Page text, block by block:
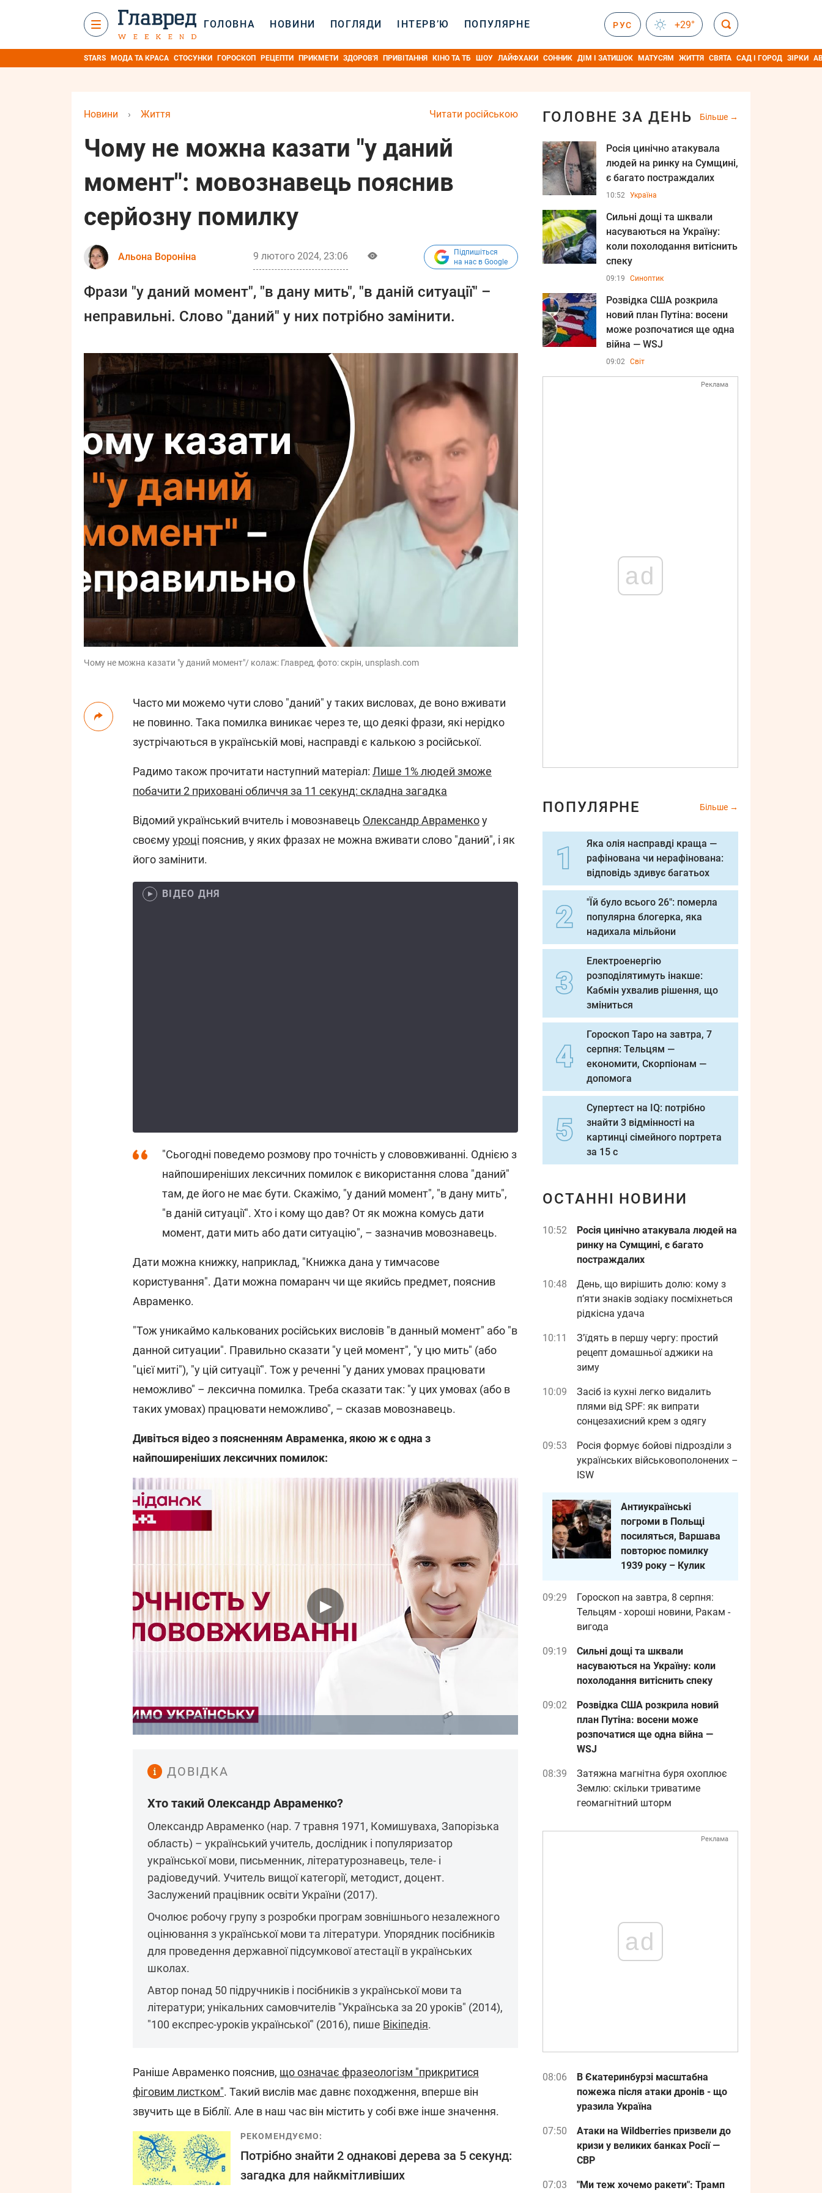
ГОЛОВНА НОВИНИ ПОГЛЯДИ ІНТЕРВ’Ю ПОПУЛЯРНЕ РУС +29°
STARS МОДА ТА КРАСА СТОСУНКИ ГОРОСКОП РЕЦЕПТИ ПРИКМЕТИ ЗДОРОВ'Я ПРИВІТАННЯ КІНО ТА ТБ ШОУ ЛАЙФХАКИ СОННИК ДІМ І ЗАТИШОК МАТУСЯМ ЖИТТЯ СВЯТА САД І ГОРОД ЗІРКИ
Читати російською
Новини › Життя
Чому не можна казати "у даний
момент": мовознавець пояснив
серйозну помилку
Альона Вороніна 9 лютого 2024, 23:06
Підпишіться
на нас в Google
Фрази "у даний момент", "в дану мить", "в даній ситуації" –
неправильні. Слово "даний" у них потрібно замінити.
Чому не можна казати "у даний момент"/ колаж: Главред, фото: скрін, unsplash.com
Часто ми можемо чути слово "даний" у таких висловах, де воно вживати
не повинно. Така помилка виникає через те, що деякі фрази, які нерідко
зустрічаються в українській мові, насправді є калькою з російської.
Радимо також прочитати наступний матеріал: Лише 1% людей зможе
побачити 2 приховані обличчя за 11 секунд: складна загадка
Відомий український вчитель і мовознавець Олександр Авраменкоу
своємууроці пояснив, у яких фразах не можна вживати слово "даний", і як
його замінити.
ВІДЕО ДНЯ
"Сьогодні поведемо розмову про точність у слововживанні. Однією з
найпоширеніших лексичних помилок є використання слова "даний"
там, де його не має бути. Скажімо, "у даний момент", "в дану мить",
"в даній ситуації". Хто і кому що дав? От як можна комусь дати
момент, дати мить або дати ситуацію", – зазначив мовознавець.
Дати можна книжку, наприклад, "Книжка дана у тимчасове
користування". Дати можна помаранч чи ще якийсь предмет, пояснив
Авраменко.
"Тож уникаймо калькованих російських висловів "в данный момент" або "в
данной ситуации". Правильно сказати "у цей момент", "у цю мить" (або
"цієї миті"), "у цій ситуації". Тож у реченні "у даних умовах працювати
неможливо" – лексична помилка. Треба сказати так: "у цих умовах (або в
таких умовах) працювати неможливо", – сказав мовознавець.
Дивіться відео з поясненням Авраменка, якою ж є одна з
найпоширеніших лексичних помилок:
ДОВІДКА
Хто такий Олександр Авраменко?
Олександр Авраменко (нар. 7 травня 1971, Комишуваха, Запорізька
область) – український учитель, дослідник і популяризатор
української мови, письменник, літературознавець, теле- і
радіоведучий. Учитель вищої категорії, методист, доцент.
Заслужений працівник освіти України (2017).
Очолює робочу групу з розробки програм зовнішнього незалежного
оцінювання з української мови та літератури. Упорядник посібників
для проведення державної підсумкової атестації в українських
школах.
Автор понад 50 підручників і посібників з української мови та
літератури; унікальних самовчителів "Українська за 20 уроків" (2014),
"100 експрес-уроків української" (2016), пише Вікіпедія.
Раніше Авраменко пояснив, що означає фразеологізм "прикритися
фіговим листком". Такий вислів має давнє походження, вперше він
звучить ще в Біблії. Але в наш час він містить у собі вже інше значення.
РЕКОМЕНДУЄМО:
Потрібно знайти 2 однакові дерева за 5 секунд:
загадка для найкмітливіших
ГОЛОВНЕ ЗА ДЕНЬ Більше
Росія цинічно атакувала
людей на ринку на Сумщині,
є багато постраждалих
10:52 Україна
Сильні дощі та шквали
насуваються на Україну:
коли похолодання витіснить
спеку
09:19 Синоптик
Розвідка США розкрила
новий план Путіна: восени
може розпочатися ще одна
війна — WSJ
09:02 Світ
Реклама
ad
ПОПУЛЯРНЕ Більше
Яка олія насправді краща —
рафінована чи нерафінована:
відповідь здивує багатьох
"Їй було всього 26": померла
популярна блогерка, яка
надихала мільйони
Електроенергію
розподілятимуть інакше:
Кабмін ухвалив рішення, що
зміниться
Гороскоп Таро на завтра, 7
серпня: Тельцям —
економити, Скорпіонам —
допомога
Супертест на IQ: потрібно
знайти 3 відмінності на
картинці сімейного портрета
за 15 с
ОСТАННІ НОВИНИ
10:52
Росія цинічно атакувала людей на
ринку на Сумщині, є багато
постраждалих
10:48
День, що вирішить долю: кому з
п’яти знаків зодіаку посміхнеться
рідкісна удача
10:11
З'їдять в першу чергу: простий
рецепт домашньої аджики на
зиму
10:09
Засіб із кухні легко видалить
плями від SPF: як випрати
сонцезахисний крем з одягу
09:53
Росія формує бойові підрозділи з
українських військовополонених –
ISW
Антиукраїнські
погроми в Польщі
посиляться, Варшава
повторює помилку
1939 року – Кулик
09:29
Гороскоп на завтра, 8 серпня:
Тельцям - хороші новини, Ракам -
вигода
09:19
Сильні дощі та шквали
насуваються на Україну: коли
похолодання витіснить спеку
09:02
Розвідка США розкрила новий
план Путіна: восени може
розпочатися ще одна війна —
WSJ
08:39
Затяжна магнітна буря охоплює
Землю: скільки триватиме
геомагнітний шторм
Реклама
ad
08:06
В Єкатеринбурзі масштабна
пожежа після атаки дронів - що
уразила Україна
07:50
Атаки на Wildberries призвели до
кризи у великих банках Росії —
СВР
07:03 "Ми теж хочемо ракети": Трамп